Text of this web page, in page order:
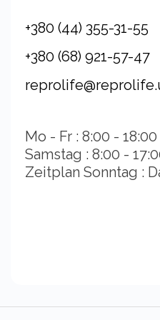
+380 (44) 355-31-55
+380 (68) 921-57-47
Mo - Fr : 8:00 - 18:00
Samstag : 8:00 -
Zeitplan Sonntag :